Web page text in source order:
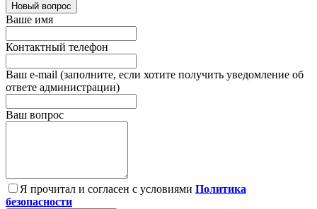
Новый вопрос
Ваше имя
Контактный телефон
Ваш e-mail (заполните, если хотите получить уведомление об
ответе администрации)
Ваш вопрос
Я прочитал и согласен с условиями Политика
безопасности